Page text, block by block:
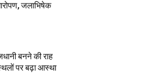
जलाभिषेक
बनने की राह
पर बढ़ा आस्था